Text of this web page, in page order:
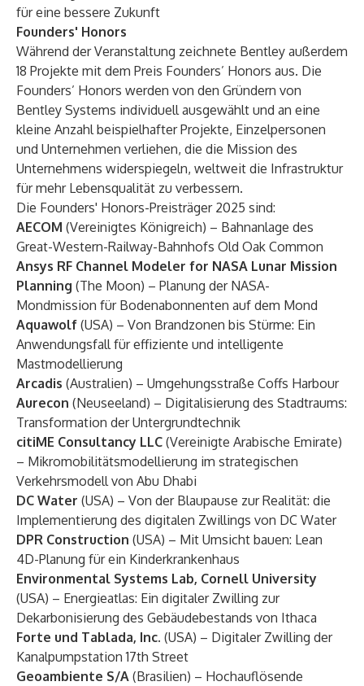
für eine bessere Zukunft
Founders' Honors
Während der Veranstaltung zeichnete Bentley außerdem
18 Projekte mit dem Preis Founders’ Honors aus. Die
Founders’ Honors werden von den Gründern von
Bentley Systems individuell ausgewählt und an eine
kleine Anzahl beispielhafter Projekte, Einzelpersonen
und Unternehmen verliehen, die die Mission des
Unternehmens widerspiegeln, weltweit die Infrastruktur
für mehr Lebensqualität zu verbessern.
Die Founders' Honors-Preisträger 2025 sind:
AECOM (Vereinigtes Königreich) – Bahnanlage des
Great-Western-Railway-Bahnhofs Old Oak Common
Ansys RF Channel Modeler for NASA Lunar Mission
Planning (The Moon) – Planung der NASA-
Mondmission für Bodenabonnenten auf dem Mond
Aquawolf (USA) – Von Brandzonen bis Stürme: Ein
Anwendungsfall für effiziente und intelligente
Mastmodellierung
Arcadis (Australien) – Umgehungsstraße Coffs Harbour
Aurecon (Neuseeland) – Digitalisierung des Stadtraums:
Transformation der Untergrundtechnik
citiME Consultancy LLC (Vereinigte Arabische Emirate)
– Mikromobilitätsmodellierung im strategischen
Verkehrsmodell von Abu Dhabi
DC Water (USA) – Von der Blaupause zur Realität: die
Implementierung des digitalen Zwillings von DC Water
DPR Construction (USA) – Mit Umsicht bauen: Lean
4D-Planung für ein Kinderkrankenhaus
Environmental Systems Lab, Cornell University
(USA) – Energieatlas: Ein digitaler Zwilling zur
Dekarbonisierung des Gebäudebestands von Ithaca
Forte und Tablada, Inc. (USA) – Digitaler Zwilling der
Kanalpumpstation 17th Street
Geoambiente S/A (Brasilien) – Hochauflösende